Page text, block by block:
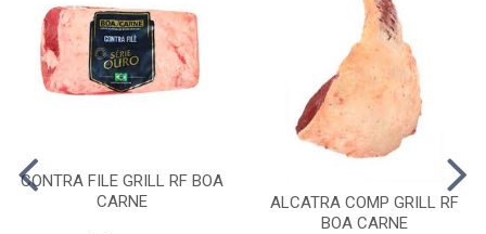
CONTRA FILE GRILL RF BOA
CARNE
ALCATRA COMP GRILL RF
BOA CARNE